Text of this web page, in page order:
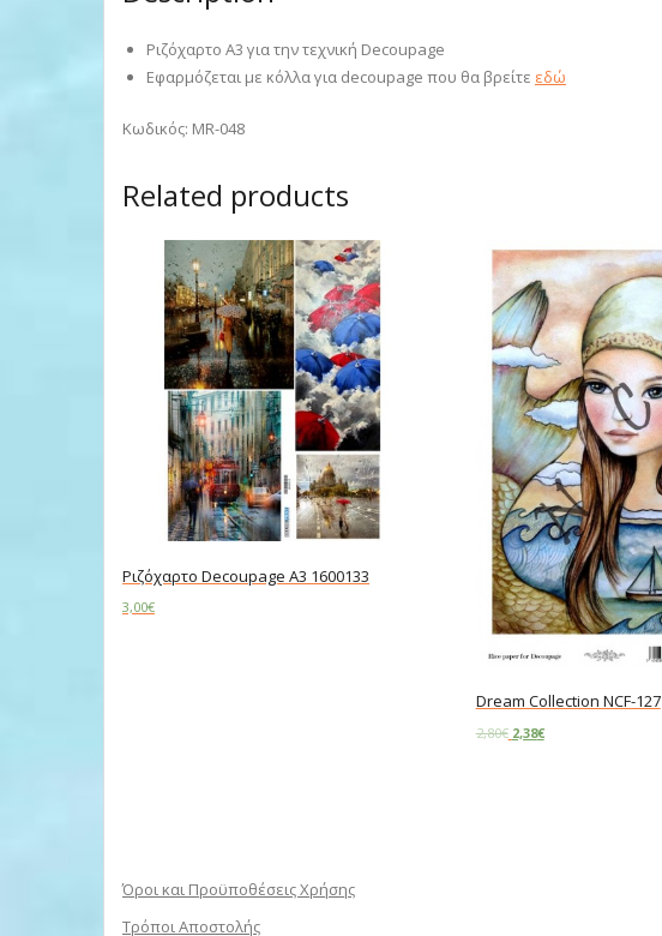
Ριζόχαρτο Α3 για την τεχνική Decoupage
Εφαρμόζεται με κόλλα για decoupage που θα βρείτε εδώ
Κωδικός: MR-048
Related products
Ριζόχαρτο Decoupage A3 1600133
3,00€
Dream Collection NCF-127
2,80€ 2,38€
Όροι και Προϋποθέσεις Χρήσης
Τρόποι Αποστολής